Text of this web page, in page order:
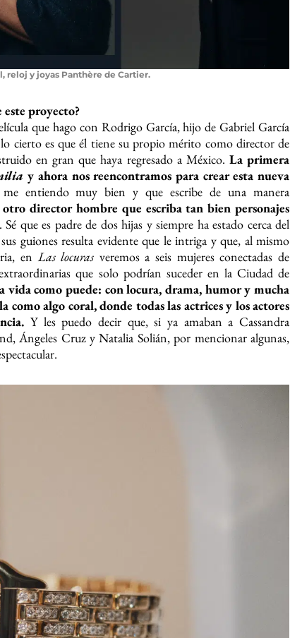
reloj y joyas Panthère de Cartier.
proyecto?
que hago con Rodrigo García, hijo de Gabriel García
cierto es que él tiene su propio mérito como director de
en gran que haya regresado a México. La primera
y ahora nos reencontramos para crear esta nueva
entiendo muy bien y que escribe de una manera
director hombre que escriba tan bien personajes
que es padre de dos hijas y siempre ha estado cerca del
guiones resulta evidente que le intriga y que, al mismo
en Las locuras veremos a seis mujeres conectadas de
que solo podrían suceder en la Ciudad de
vida como puede: con locura, drama, humor y mucha
como algo coral, donde todas las actrices y los actores
Y les puedo decir que, si ya amaban a Cassandra
Ángeles Cruz y Natalia Solián, por mencionar algunas,